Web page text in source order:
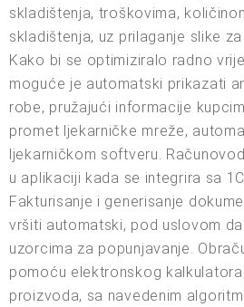
skladištenja, troškovima,
skladištenja, uz prilaganje slike
Kako bi se optimiziralo radno
moguće je automatski prikazati
robe, pružajući informacije
promet ljekarničke mreže,
ljekarničkom softveru.
u aplikaciji kada se integrira sa
Fakturisanje i generisanje
vršiti automatski, pod uslovom
uzorcima za popunjavanje.
pomoću elektronskog
proizvoda, sa navedenim